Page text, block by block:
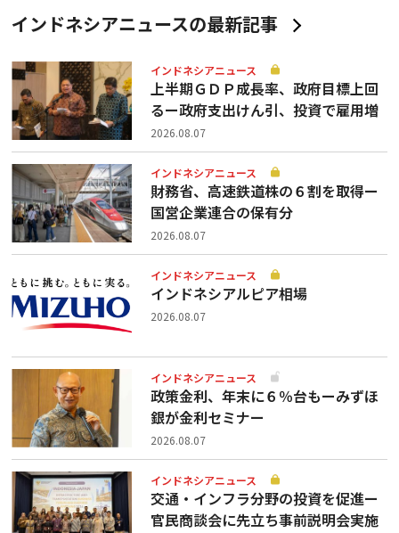
インドネシアニュースの最新記事
インドネシアニュース
上半期ＧＤＰ成長率、政府目標上回
るー政府支出けん引、投資で雇用増
2026.08.07
インドネシアニュース
財務省、高速鉄道株の６割を取得ー
国営企業連合の保有分
2026.08.07
インドネシアニュース
インドネシアルピア相場
2026.08.07
インドネシアニュース
政策金利、年末に６％台もーみずほ
銀が金利セミナー
2026.08.07
インドネシアニュース
交通・インフラ分野の投資を促進ー
官民商談会に先立ち事前説明会実施